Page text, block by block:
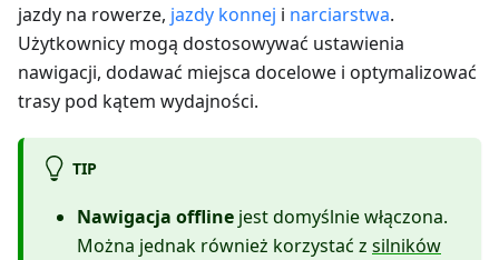
jazdy na rowerze, jazdy konnej i narciarstwa.
Użytkownicy mogą dostosowywać ustawienia
nawigacji, dodawać miejsca docelowe i optymalizować
trasy pod kątem wydajności.
TIP
Nawigacja offline jest domyślnie włączona.
Można jednak również korzystać z silników